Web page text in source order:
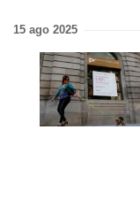
15 ago 2025